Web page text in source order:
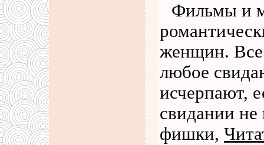
Фильмы и
женщин. Все
любое
исчерпают,
свидании
фишки,